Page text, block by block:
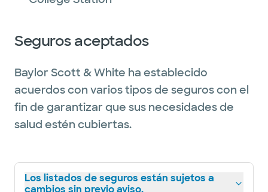
Seguros aceptados
Baylor Scott & White ha establecido
acuerdos con varios tipos de seguros con el
fin de garantizar que sus necesidades de
salud estén cubiertas.
Los listados de seguros están sujetos a
cambios sin previo aviso.